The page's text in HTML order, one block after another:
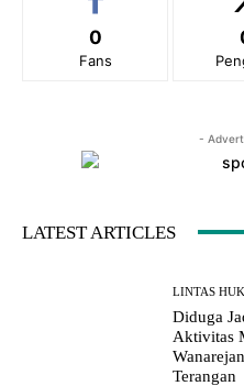
0
Fans
-
LATEST ARTICLES
LINTAS
Diduga
Aktivitas
Terangan